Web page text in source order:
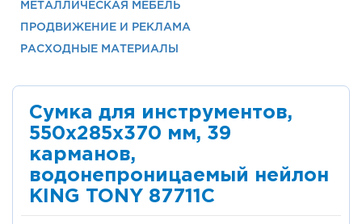
МЕТАЛЛИЧЕСКАЯ МЕБЕЛЬ
ПРОДВИЖЕНИЕ И РЕКЛАМА
РАСХОДНЫЕ МАТЕРИАЛЫ
Сумка для инструментов,
550х285х370 мм, 39
карманов,
водонепроницаемый нейлон
KING TONY 87711C